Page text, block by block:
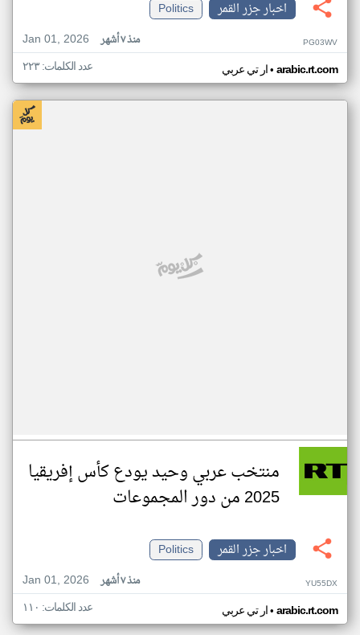
اخبار جزر القمر
Politics
Jan 01, 2026
منذ ٧ أشهر PG03WV
ار تي عربي• arabic.rt.com عدد الكلمات: ٢٢٣
منتخب عربي وحيد يودع كأس إفريقيا
2025 من دور المجموعات
اخبار جزر القمر
Politics
Jan 01, 2026
منذ ٧ أشهر YU55DX
ار تي عربي• arabic.rt.com عدد الكلمات: ١١٠